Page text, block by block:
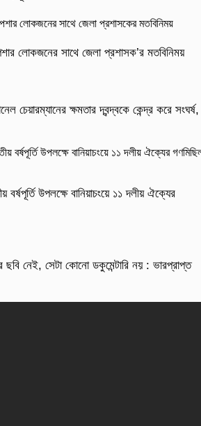
লোকজনের সাথে জেলা প্রশাসক’র মতবিনিময়
চেয়ারম্যানের ক্ষমতার দ্বন্দ্বকে কেন্দ্র করে সংঘর্ষ,
উপলক্ষে বানিয়াচংয়ে ১১ দলীয় ঐক্যের
ছবি নেই, সেটা কোনো ডকুমেন্টারি নয় : ভারপ্রাপ্ত